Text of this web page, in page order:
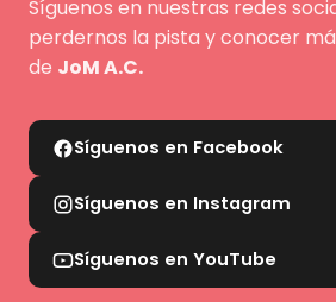
Síguenos en nuestras redes
perdernos la pista y conocer
de JoM A.C.
Síguenos en Facebook
Síguenos en Instagram
Síguenos en YouTube